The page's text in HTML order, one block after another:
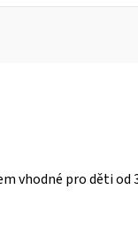
vhodné pro děti od